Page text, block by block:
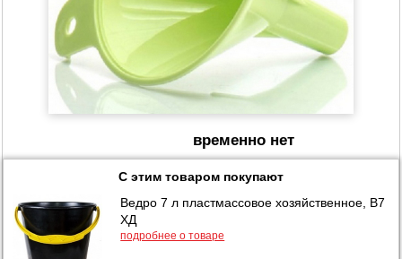
временно нет
С этим товаром покупают
Ведро 7 л пластмассовое хозяйственное, В7
ХД
подробнее о товаре